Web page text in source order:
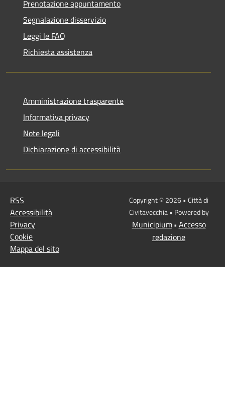
Prenotazione appuntamento
Segnalazione disservizio
Leggi le FAQ
Richiesta assistenza
Amministrazione trasparente
Informativa privacy
Note legali
Dichiarazione di accessibilità
RSS
Accessibilità
Privacy
Cookie
Mappa del sito
Copyright © 2026 • Città di
Civitavecchia • Powered by
Municipium• Accesso
redazione